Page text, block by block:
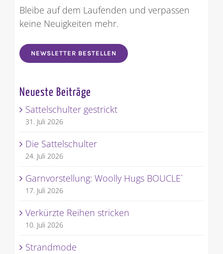
Bleibe auf dem Laufenden und verpassen
keine Neuigkeiten mehr.
NEWSLETTER BESTELLEN
Neueste Beiträge
Sattelschulter gestrickt
31. Juli 2026
Die Sattelschulter
24. Juli 2026
Garnvorstellung: Woolly Hugs BOUCLE`
17. Juli 2026
Verkürzte Reihen stricken
10. Juli 2026
Strandmode